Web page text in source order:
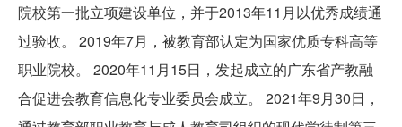
院校第一批立项建设单位，并于2013年11月以优秀成绩通
过验收。 2019年7月，被教育部认定为国家优质专科高等
职业院校。 2020年11月15日，发起成立的广东省产教融
合促进会教育信息化专业委员会成立。 2021年9月30日，